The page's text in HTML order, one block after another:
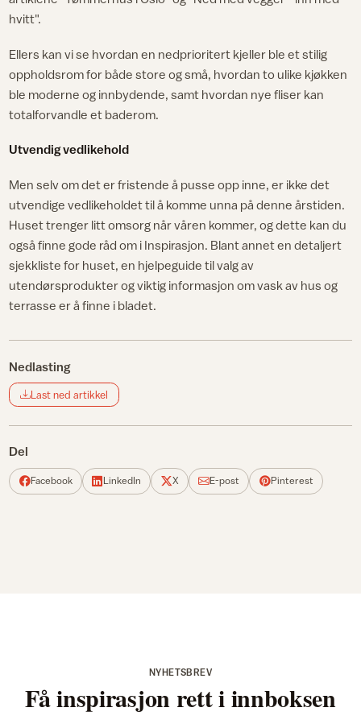
hvitt".
Ellers kan vi se hvordan en nedprioritert kjeller ble et stilig
oppholdsrom for både store og små, hvordan to ulike kjøkken
ble moderne og innbydende, samt hvordan nye fliser kan
totalforvandle et baderom.
Utvendig vedlikehold
Men selv om det er fristende å pusse opp inne, er ikke det
utvendige vedlikeholdet til å komme unna på denne årstiden.
Huset trenger litt omsorg når våren kommer, og dette kan du
også finne gode råd om i Inspirasjon. Blant annet en detaljert
sjekkliste for huset, en hjelpeguide til valg av
utendørsprodukter og viktig informasjon om vask av hus og
terrasse er å finne i bladet.
Nedlasting
Last ned artikkel
Del
Facebook LinkedIn X E-post Pinterest
NYHETSBREV
Få inspirasjon rett i innboksen